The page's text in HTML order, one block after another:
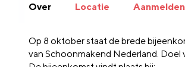
Over Locatie Aanmelden
Op 8 oktober staat de brede
van Schoonmakend Nederland. Doel